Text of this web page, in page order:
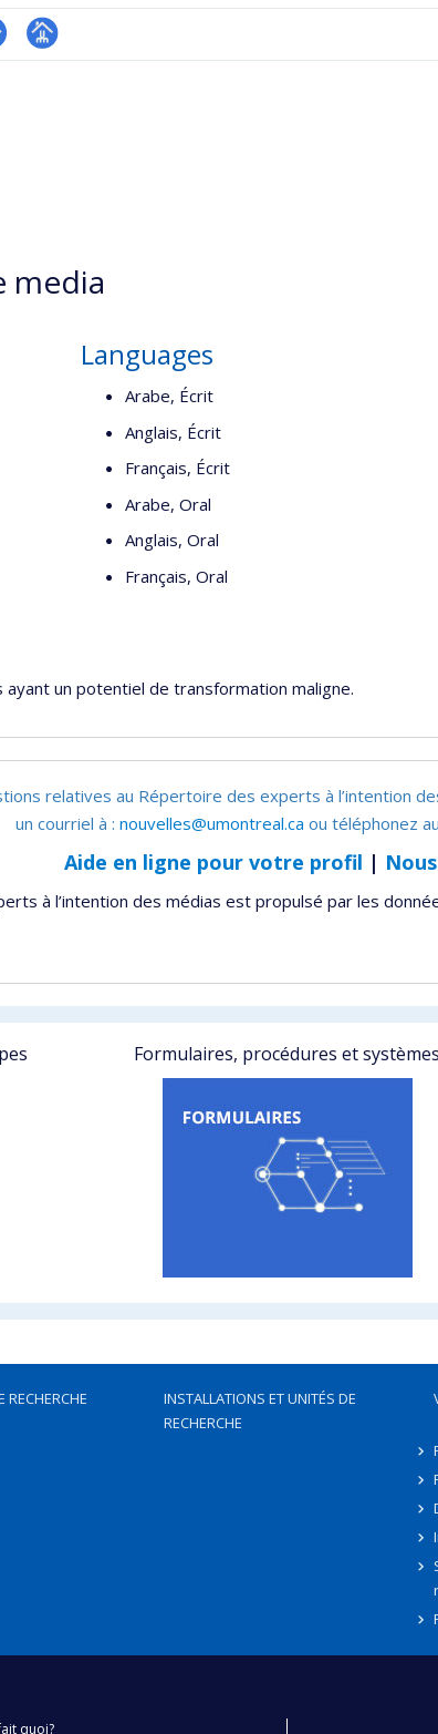
Page
media
Languages
Arabe, Écrit
Anglais, Écrit
Français, Écrit
Arabe, Oral
Anglais, Oral
Français, Oral
ayant un potentiel de transformation maligne.
relatives au Répertoire des experts à l’intention
un courriel à : nouvelles@umontreal.ca ou téléphonez
Aide en ligne pour votre profil |
à l’intention des médias est propulsé par les
Formulaires, procédures et systèmes
RECHERCHE
INSTALLATIONS ET UNITÉS DE
RECHERCHE
quoi?